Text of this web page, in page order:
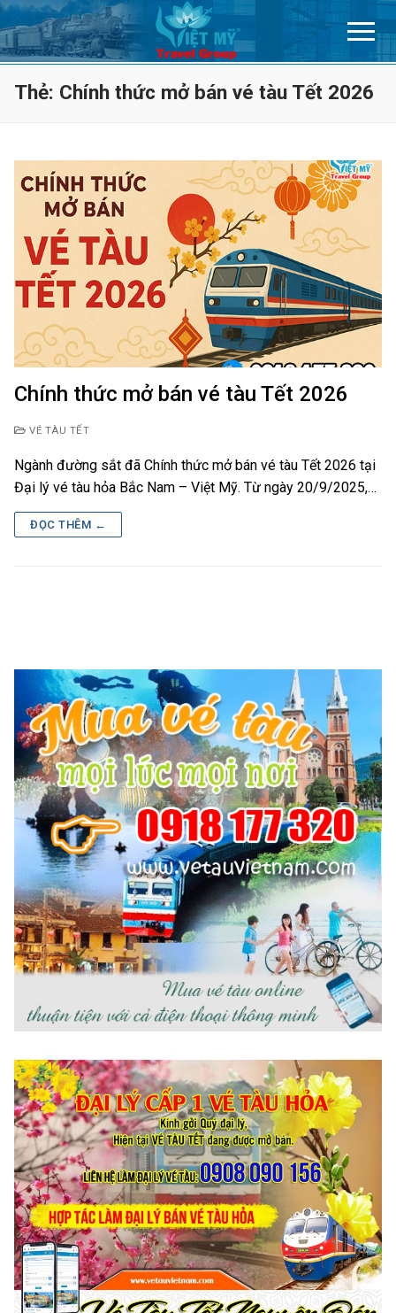
Chuyển
đến
nội
Thẻ: Chính thức mở bán vé tàu Tết 2026
Chính thức mở bán vé tàu Tết 2026
VÉ TÀU TẾT
Ngành đường sắt đã Chính thức mở bán vé tàu Tết 2026 tại
Đại lý vé tàu hỏa Bắc Nam – Việt Mỹ. Từ ngày 20/9/2025,…
ĐỌC THÊM ←